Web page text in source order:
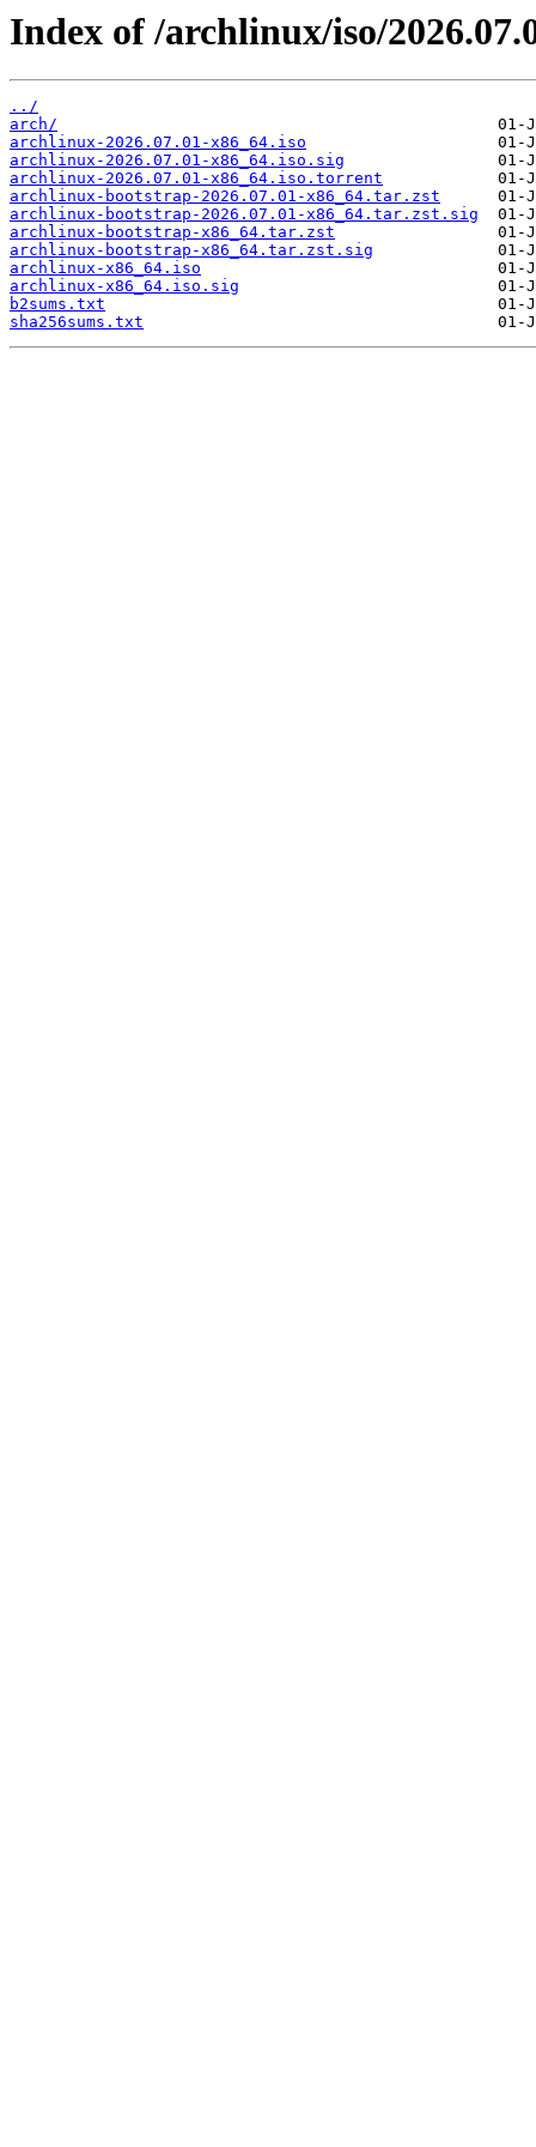
Index of /archlinux/iso/
../
arch/
archlinux-2026.07.01-x86_64.iso
archlinux-2026.07.01-x86_64.iso.sig
archlinux-2026.07.01-x86_64.iso.torrent
archlinux-bootstrap-2026.07.01-x86_64.tar.zst
archlinux-bootstrap-2026.07.01-x86_64.tar.zst.sig
archlinux-bootstrap-x86_64.tar.zst
archlinux-bootstrap-x86_64.tar.zst.sig
archlinux-x86_64.iso
archlinux-x86_64.iso.sig
b2sums.txt
sha256sums.txt